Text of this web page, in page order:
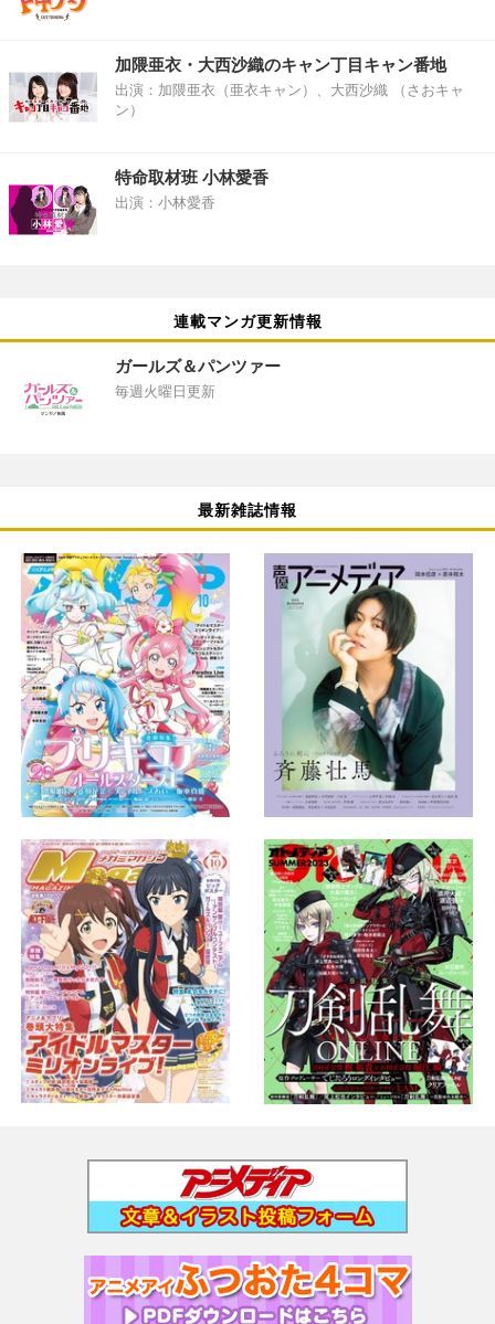
加隈亜衣・大西沙織のキャン丁目キャン番地
出演：加隈亜衣（亜衣キャン）、大西沙織 （さおキャ
ン）
特命取材班 小林愛香
出演：小林愛香
連載マンガ更新情報
ガールズ＆パンツァー
毎週火曜日更新
最新雑誌情報